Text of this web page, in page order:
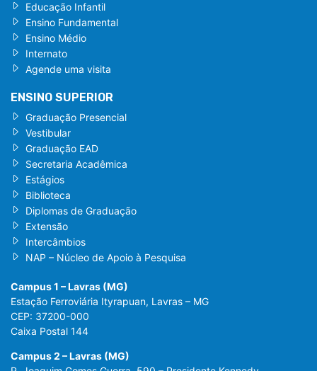
Educação Infantil
Ensino Fundamental
Ensino Médio
Internato
Agende uma visita
ENSINO SUPERIOR
Graduação Presencial
Vestibular
Graduação EAD
Secretaria Acadêmica
Estágios
Biblioteca
Diplomas de Graduação
Extensão
Intercâmbios
NAP – Núcleo de Apoio à Pesquisa
Campus 1 – Lavras (MG)
Estação Ferroviária Ityrapuan, Lavras – MG
CEP: 37200-000
Caixa Postal 144
Campus 2 – Lavras (MG)